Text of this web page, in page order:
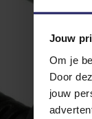
Jouw
Om je
Door
jouw